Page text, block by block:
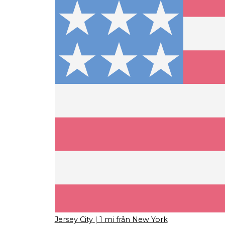
Jersey City | 1 mi från New York